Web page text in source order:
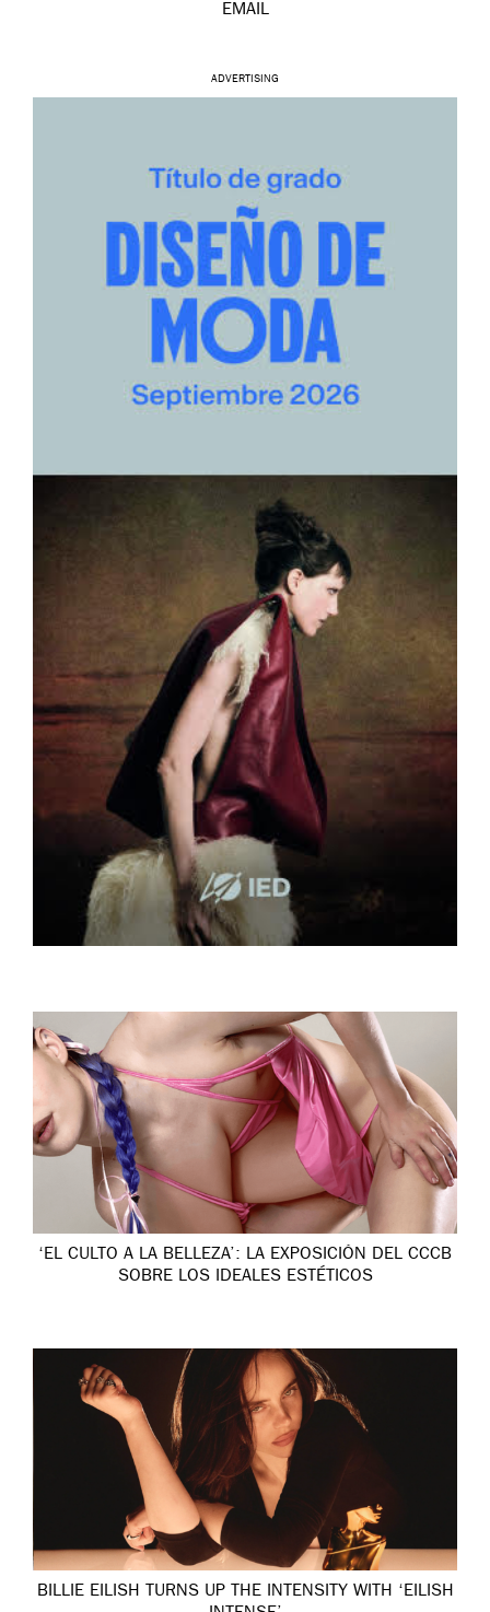
EMAIL
ADVERTISING
‘EL CULTO A LA BELLEZA’: LA EXPOSICIÓN DEL CCCB
SOBRE LOS IDEALES ESTÉTICOS
BILLIE EILISH TURNS UP THE INTENSITY WITH ‘EILISH